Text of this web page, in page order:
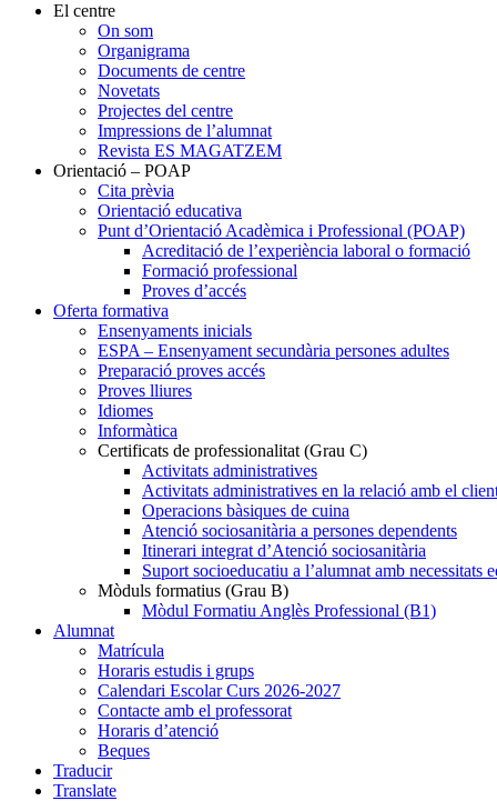
El centre
On som
Organigrama
Documents de centre
Novetats
Projectes del centre
Impressions de l’alumnat
Revista ES MAGATZEM
Orientació – POAP
Cita prèvia
Orientació educativa
Punt d’Orientació Acadèmica i Professional (POAP)
Acreditació de l’experiència laboral o formació
Formació professional
Proves d’accés
Oferta formativa
Ensenyaments inicials
ESPA – Ensenyament secundària persones adultes
Preparació proves accés
Proves lliures
Idiomes
Informàtica
Certificats de professionalitat (Grau C)
Activitats administratives
Activitats administratives en la relació amb el
Operacions bàsiques de cuina
Atenció sociosanitària a persones dependents
Itinerari integrat d’Atenció sociosanitària
Suport socioeducatiu a l’alumnat amb necessitats
Mòduls formatius (Grau B)
Mòdul Formatiu Anglès Professional (B1)
Alumnat
Matrícula
Horaris estudis i grups
Calendari Escolar Curs 2026-2027
Contacte amb el professorat
Horaris d’atenció
Beques
Traducir
Translate